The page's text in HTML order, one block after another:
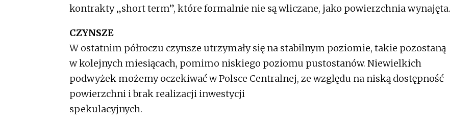
kontrakty „short term”, które formalnie nie są wliczane, jako powierzchnia wynajęta.
CZYNSZE
W ostatnim półroczu czynsze utrzymały się na stabilnym poziomie, takie pozostaną
w kolejnych miesiącach, pomimo niskiego poziomu pustostanów. Niewielkich
podwyżek możemy oczekiwać w Polsce Centralnej, ze względu na niską dostępność
powierzchni i brak realizacji inwestycji
spekulacyjnych.